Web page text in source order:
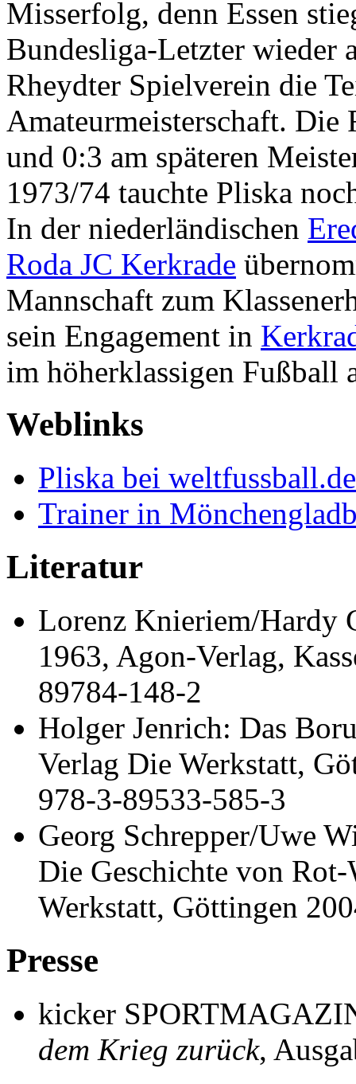
Misserfolg, denn Essen
Bundesliga-Letzter wieder
Rheydter Spielverein die
Amateurmeisterschaft. Die
und 0:3 am späteren
1973/74 tauchte Pliska
In der niederländischen
Roda JC Kerkrade
Mannschaft zum
sein Engagement in
im höherklassigen Fußball
Weblinks
Pliska bei weltfussball.de
Trainer in
Literatur
Lorenz Knieriem/Hardy
1963, Agon-Verlag,
89784-148-2
Holger Jenrich: Das
Verlag Die Werkstatt,
978-3-89533-585-3
Georg Schrepper/Uwe
Die Geschichte von Rot-
Werkstatt, Göttingen
Presse
kicker
dem Krieg zurück,